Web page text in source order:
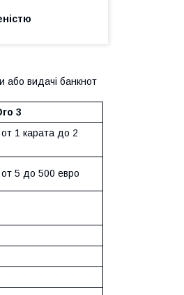
або видачі банкнот
3
1 карата до 2
5 до 500 евро